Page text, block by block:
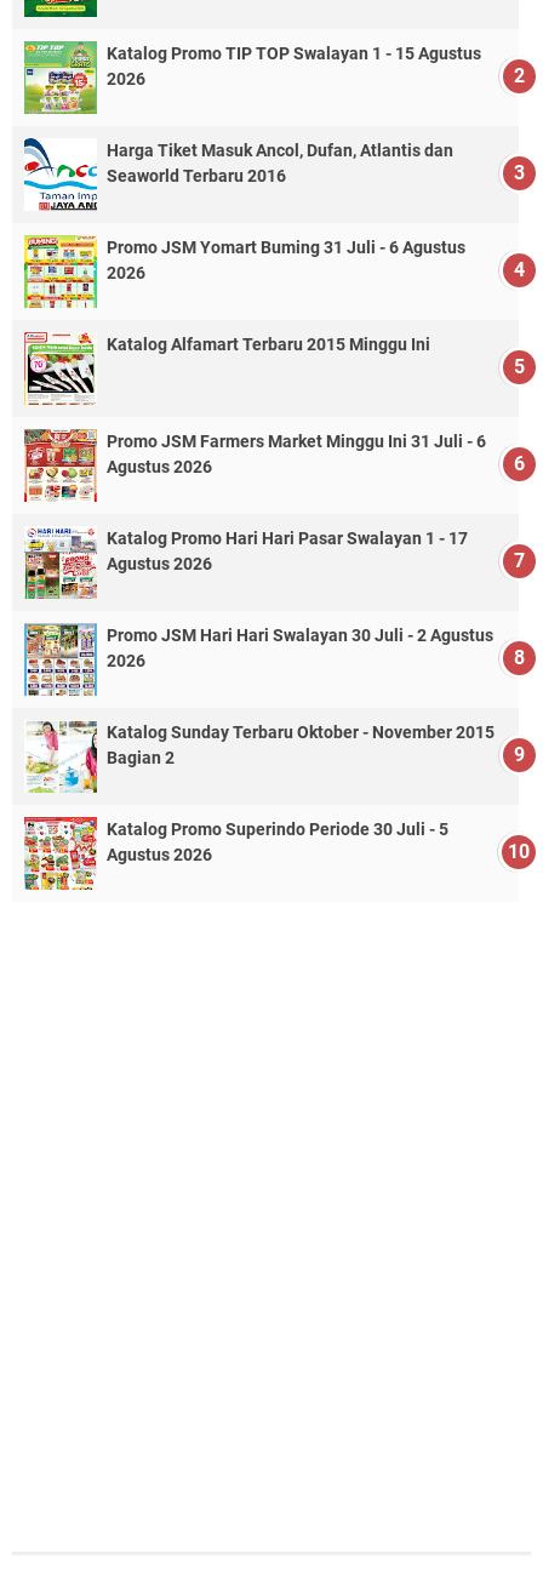
Katalog Promo TIP TOP Swalayan 1 - 15 Agustus
2026
Harga Tiket Masuk Ancol, Dufan, Atlantis dan
Seaworld Terbaru 2016
Promo JSM Yomart Buming 31 Juli - 6 Agustus
2026
Katalog Alfamart Terbaru 2015 Minggu Ini
Promo JSM Farmers Market Minggu Ini 31 Juli - 6
Agustus 2026
Katalog Promo Hari Hari Pasar Swalayan 1 - 17
Agustus 2026
Promo JSM Hari Hari Swalayan 30 Juli - 2 Agustus
2026
Katalog Sunday Terbaru Oktober - November 2015
Bagian 2
Katalog Promo Superindo Periode 30 Juli - 5
Agustus 2026